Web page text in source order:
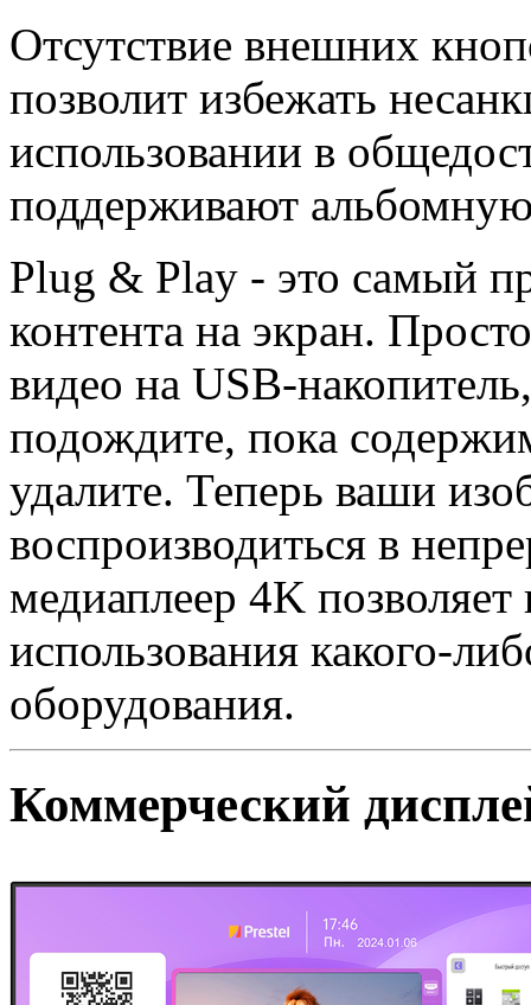
Отсутствие внешних
позволит избежать
использовании в
поддерживают
Plug & Play - это самый
контента на экран.
видео на USB-
подождите, пока
удалите. Теперь ваши
воспроизводиться в
медиаплеер 4K
использования какого-
оборудования.
Коммерческий